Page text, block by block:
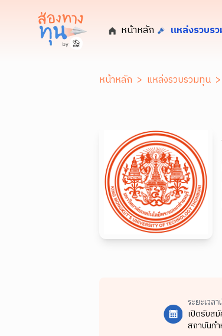
หน้าหลัก แหล่งรวบร
หน้าหลัก > แหล่งรวบรวมทุน >
ระยะเวล
เปิดรับส
สถาบันก